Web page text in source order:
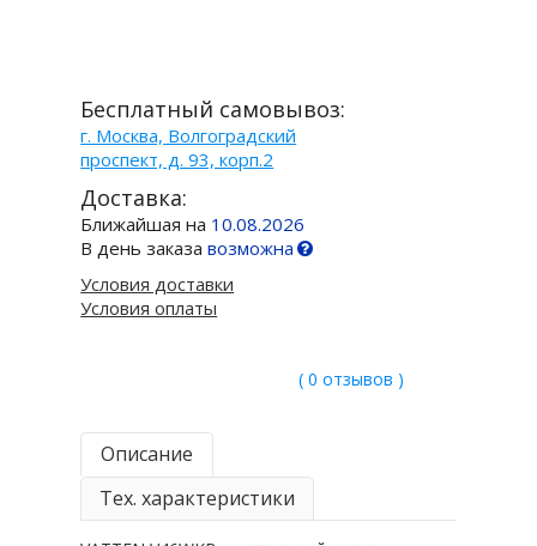
Бесплатный самовывоз:
г. Москва, Волгоградский
проспект, д. 93, корп.2
Доставка:
Ближайшая на 10.08.2026
В день заказавозможна
Условия доставки
Условия оплаты
( 0 отзывов )
Описание
Тех. характеристики